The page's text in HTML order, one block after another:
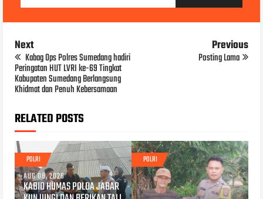
Next
Kabag Ops Polres Sumedang hadiri
Peringatan HUT LVRI ke-69 Tingkat
Kabupaten Sumedang Berlangsung
Khidmat dan Penuh Kebersamaan
Previous
Posting Lama
RELATED POSTS
POLRI
AUG 08, 2026
KABID HUMAS POLDA JABAR
POLRI